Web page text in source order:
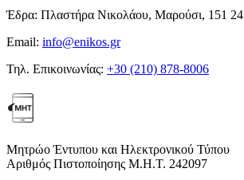
Έδρα: Πλαστήρα Νικολάου, Μαρούσι, 151 24
Email: info@enikos.gr
Τηλ. Επικοινωνίας: +30 (210) 878-8006
Μητρώο Έντυπου και Ηλεκτρονικού Τύπου
Αριθμός Πιστοποίησης Μ.Η.Τ. 242097